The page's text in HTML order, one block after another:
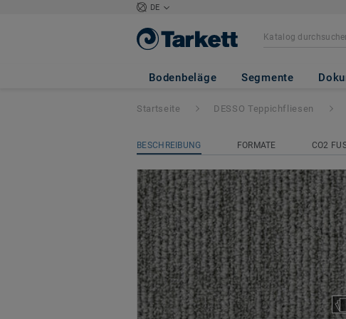
DE
Bodenbeläge Segmente
DESSO AirMaster
Startseite DESSO Teppichfliesen
BESCHREIBUNG FORMATE CO2